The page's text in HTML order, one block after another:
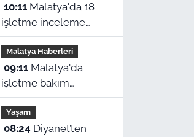
yakalayacak
10:11Malatya'da 18
işletme inceleme
altında! Denetimlerde
544 bin liralık ceza
kesildi
Malatya Haberleri
09:11Malatya'da
işletme bakım
çalışmaları
kapsamında bir çok
ilçede planlı elektrik
Yaşam
08:24